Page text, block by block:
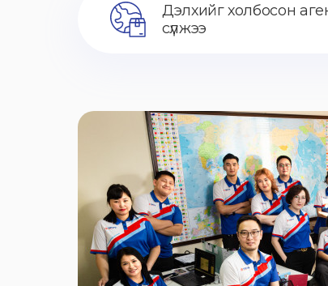
Дэлхийг холбосон
сүлжээ